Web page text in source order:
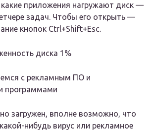
какие приложения нагружают диск —
задач. Чтобы его открыть —
кнопок Ctrl+Shift+Esc.
диска 1%
с рекламным ПО и
программами
загружен, вполне возможно, что
нибудь вирус или рекламное